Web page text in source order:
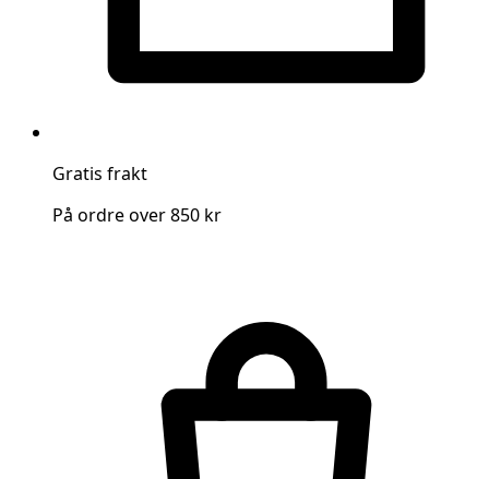
Gratis frakt
På ordre over 850 kr